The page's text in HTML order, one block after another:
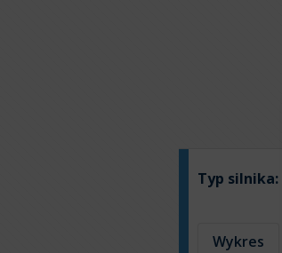
Typ silnika:
Wykres